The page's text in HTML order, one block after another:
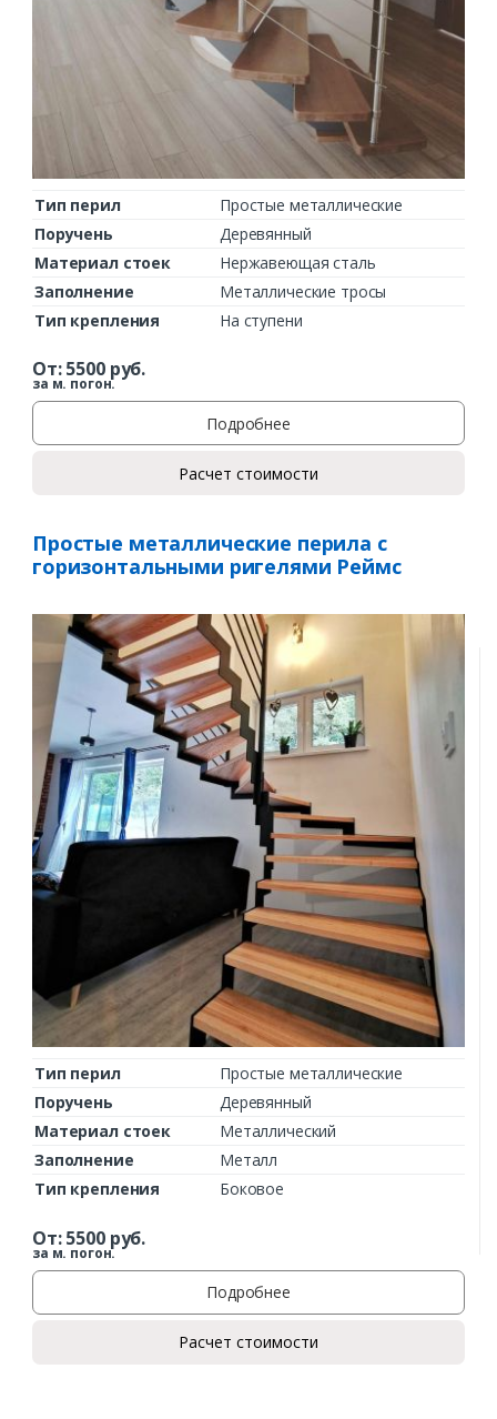
Заказать
Ваше имя*
Комментарий к заказу
Тип перил
Простые металлические
Поручень
Деревянный
Материал стоек
Нержавеющая сталь
Заполнение
Металлические тросы
Тип крепления
На ступени
От:5500руб.
за м. погон.
Подробнее
Расчет стоимости
Простые металлические перила с
горизонтальными ригелями Реймс
Тип перил
Простые металлические
Поручень
Деревянный
Материал стоек
Металлический
Заполнение
Металл
Тип крепления
Боковое
От:5500руб.
за м. погон.
Подробнее
Расчет стоимости